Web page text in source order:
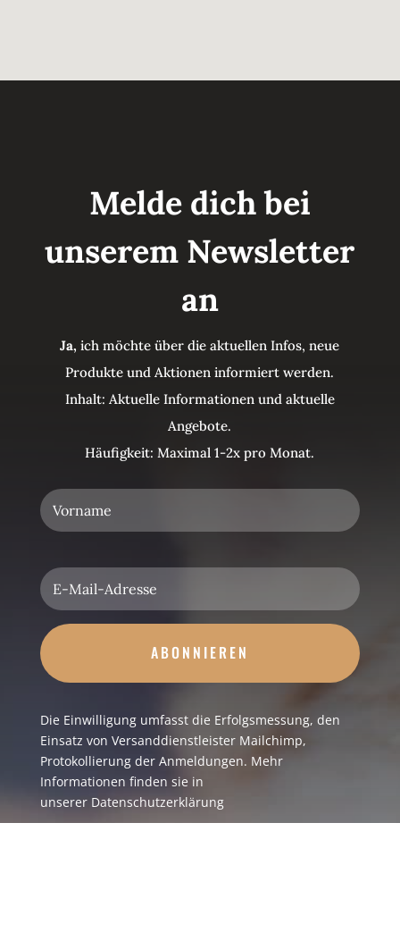
Melde dich bei
unserem Newsletter
an
Ja, ich möchte über die aktuellen Infos, neue
Produkte und Aktionen informiert werden.
Inhalt: Aktuelle Informationen und aktuelle
Angebote.
Häufigkeit: Maximal 1-2x pro Monat.
ABONNIEREN
Die Einwilligung umfasst die Erfolgsmessung, den
Einsatz von Versanddienstleister Mailchimp,
Protokollierung der Anmeldungen. Mehr
Informationen finden sie in
unserer Datenschutzerklärung